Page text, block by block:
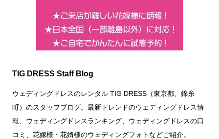
TIG DRESS Staff Blog
ウェディングドレスのレンタル TIG DRESS（東京都、錦糸
町）のスタッフブログ。最新トレンドのウェディングドレス情
報、ウェディングドレスランキング、ウェディングドレスの口
コミ、花嫁様・花婿様のウェディングフォトなどご紹介。